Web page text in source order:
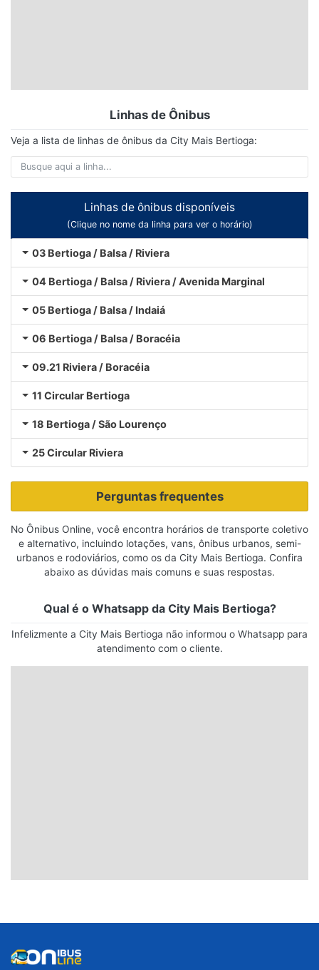
Linhas de Ônibus
Veja a lista de linhas de ônibus da City Mais Bertioga:
Linhas de ônibus disponíveis
(Clique no nome da linha para ver o horário)
03 Bertioga / Balsa / Riviera
04 Bertioga / Balsa / Riviera / Avenida Marginal
05 Bertioga / Balsa / Indaiá
06 Bertioga / Balsa / Boracéia
09.21 Riviera / Boracéia
11 Circular Bertioga
18 Bertioga / São Lourenço
25 Circular Riviera
Perguntas frequentes
No Ônibus Online, você encontra horários de transporte coletivo
e alternativo, incluindo lotações, vans, ônibus urbanos, semi-
urbanos e rodoviários, como os da City Mais Bertioga. Confira
abaixo as dúvidas mais comuns e suas respostas.
Qual é o Whatsapp da City Mais Bertioga?
Infelizmente a City Mais Bertioga não informou o Whatsapp para
atendimento com o cliente.